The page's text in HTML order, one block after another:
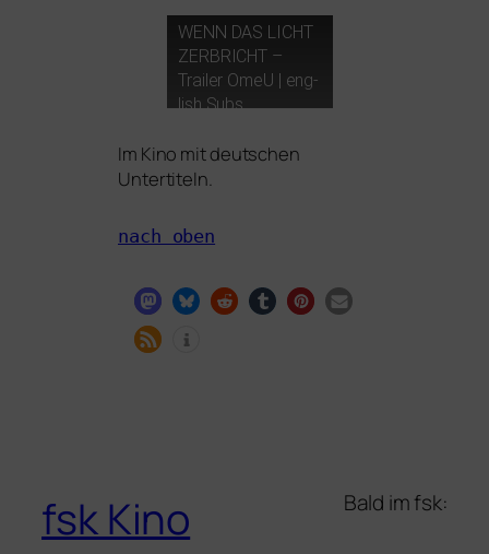
WENN DAS LICHT
ZERBRICHT –
Trailer OmeU | eng­
lish Subs
Im Kino mit deut­schen
Untertiteln.
nach oben
fsk Kino Bald im fsk: